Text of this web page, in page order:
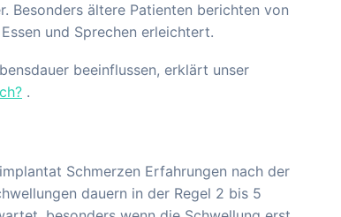
Besonders ältere Patienten berichten von
und Sprechen erleichtert.
beeinflussen, erklärt unser
.
Schmerzen Erfahrungen nach der
dauern in der Regel 2 bis 5